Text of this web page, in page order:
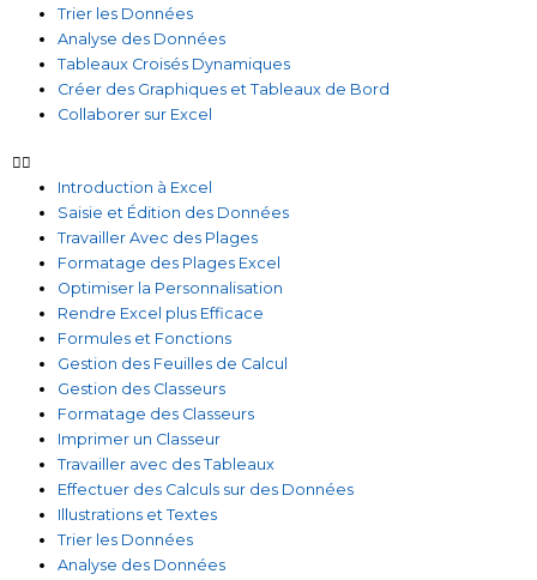
Trier les Données
Analyse des Données
Tableaux Croisés Dynamiques
Créer des Graphiques et Tableaux de Bord
Collaborer sur Excel
Introduction à Excel
Saisie et Édition des Données
Travailler Avec des Plages
Formatage des Plages Excel
Optimiser la Personnalisation
Rendre Excel plus Efficace
Formules et Fonctions
Gestion des Feuilles de Calcul
Gestion des Classeurs
Formatage des Classeurs
Imprimer un Classeur
Travailler avec des Tableaux
Effectuer des Calculs sur des Données
Illustrations et Textes
Trier les Données
Analyse des Données